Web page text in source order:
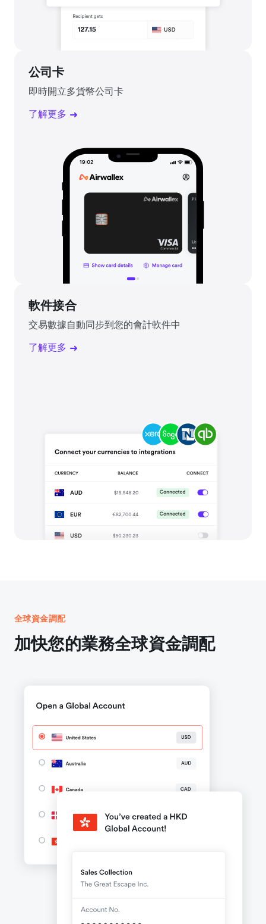
公司卡
即時開立多貨幣公司卡
了解更多
軟件接合
交易數據自動同步到您的會計軟件中
了解更多
全球資金調配
加快您的業務全球資金調配